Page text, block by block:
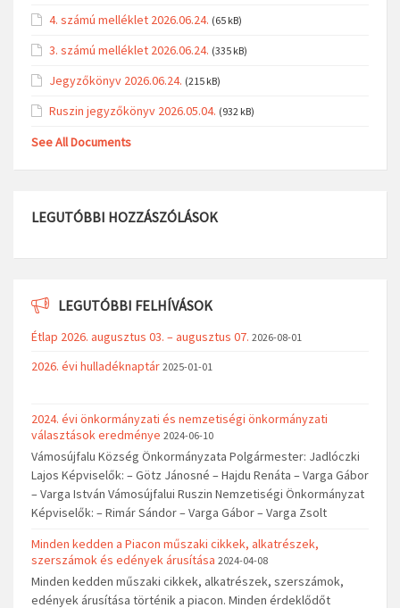
4. számú melléklet 2026.06.24. (65 kB)
3. számú melléklet 2026.06.24. (335 kB)
Jegyzőkönyv 2026.06.24. (215 kB)
Ruszin jegyzőkönyv 2026.05.04. (932 kB)
See All Documents
LEGUTÓBBI HOZZÁSZÓLÁSOK
LEGUTÓBBI FELHÍVÁSOK
Étlap 2026. augusztus 03. – augusztus 07. 2026-08-01
2026. évi hulladéknaptár 2025-01-01
2024. évi önkormányzati és nemzetiségi önkormányzati
választások eredménye 2024-06-10
Vámosújfalu Község Önkormányzata Polgármester: Jadlóczki
Lajos Képviselők: – Götz Jánosné – Hajdu Renáta – Varga Gábor
– Varga István Vámosújfalui Ruszin Nemzetiségi Önkormányzat
Képviselők: – Rimár Sándor – Varga Gábor – Varga Zsolt
Minden kedden a Piacon műszaki cikkek, alkatrészek,
szerszámok és edények árusítása 2024-04-08
Minden kedden műszaki cikkek, alkatrészek, szerszámok,
edények árusítása történik a piacon. Minden érdeklődőt